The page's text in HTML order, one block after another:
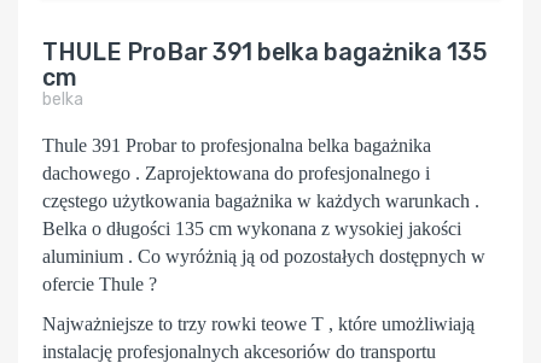
THULE ProBar 391 belka bagażnika 135
cm
belka
Thule 391 Probar to profesjonalna belka bagażnika
dachowego . Zaprojektowana do profesjonalnego i
częstego użytkowania bagażnika w każdych warunkach .
Belka o długości 135 cm wykonana z wysokiej jakości
aluminium . Co wyróżnią ją od pozostałych dostępnych w
ofercie Thule ?
Najważniejsze to trzy rowki teowe T , które umożliwiają
instalację profesjonalnych akcesoriów do transportu